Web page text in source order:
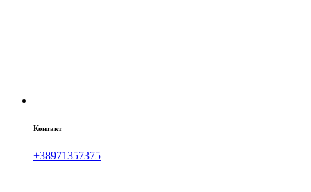
Контакт
+38971357375